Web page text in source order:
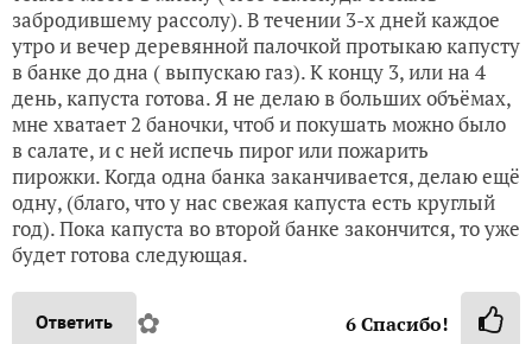
забродившему рассолу). В течении 3-х дней каждое
утро и вечер деревянной палочкой протыкаю капусту
в банке до дна ( выпускаю газ). К концу 3, или на 4
день, капуста готова. Я не делаю в больших объёмах,
мне хватает 2 баночки, чтоб и покушать можно было
в салате, и с ней испечь пирог или пожарить
пирожки. Когда одна банка заканчивается, делаю ещё
одну, (благо, что у нас свежая капуста есть круглый
год). Пока капуста во второй банке закончится, то уже
будет готова следующая.
Ответить ✿ 6Спасибо!